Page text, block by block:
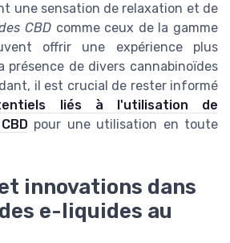
une sensation de relaxation et de
CBDcomme ceux de la gamme
offrir une expérience plus
présence de divers cannabinoïdes
il est crucial de rester informé
liés à l'utilisation de
pour une utilisation en toute
innovations dans
e-liquides au